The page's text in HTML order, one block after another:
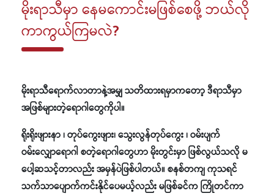
မိုးရာသီမှာ နေမကောင်းမဖြစ်စေဖို့ ဘယ်လို
ကာကွယ်ကြမလဲ?
မိုးရာသီရောက်လာတာနဲ့အမျှ သတိထားရမှာကတော့ ဒီရာသီမှာ
အဖြစ်များတဲ့ရောဂါတွေကိုပါ။
ရိုးရိုးဖျားနာ ၊ တုပ်ကွေးဖျား၊ သွေးလွန်တုပ်ကွေး ၊ ဝမ်းပျက်
ဝမ်းလျှောရောဂါ စတဲ့ရောဂါတွေဟာ မိုးတွင်းမှာ ဖြစ်လွယ်သလို မ
ပေါ့ဆသင့်တာလည်း အမှန်ပဲဖြစ်ပါတယ်။ စနစ်တကျ ကုသရင်
သက်သာပျောက်ကင်းနိုင်ပေမယ့်လည်း မဖြစ်ခင်က ကြိုတင်ကာ